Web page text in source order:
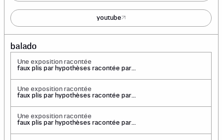
youtube
balado
Une exposition racontée
faux plis par hypothèses racontée par
Une exposition racontée
faux plis par hypothèses racontée par
Une exposition racontée
faux plis par hypothèses racontée par